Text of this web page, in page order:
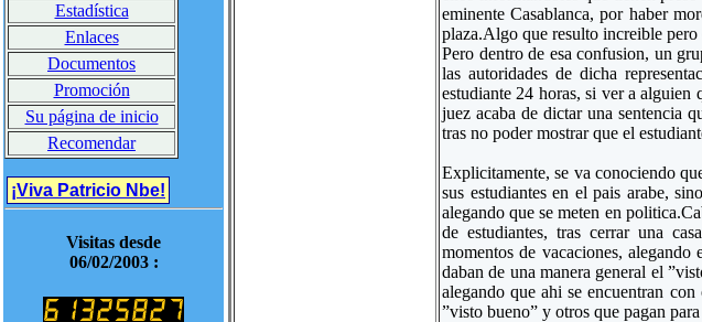
Estadística
Enlaces
Documentos
Promoción
Su página de inicio
Recomendar
¡Viva Patricio Nbe!
Visitas desde
06/02/2003 :
eminente Casablanca, por haber
plaza.Algo que resulto increible pero
Pero dentro de esa confusion, un
las autoridades de dicha
estudiante 24 horas, si ver a
juez acaba de dictar una sentencia
tras no poder mostrar que el
Explicitamente, se va conociendo
sus estudiantes en el pais arabe,
alegando que se meten en
de estudiantes, tras cerrar una
momentos de vacaciones,
daban de una manera general el
alegando que ahi se encuentran
”visto bueno” y otros que pagan